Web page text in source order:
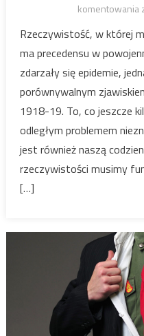
komentowania
Rzeczywistość, w której
ma precedensu w
zdarzały się epidemie,
porównywalnym
1918-19. To, co jeszcze
odległym problemem
jest również naszą
rzeczywistości musimy
[…]